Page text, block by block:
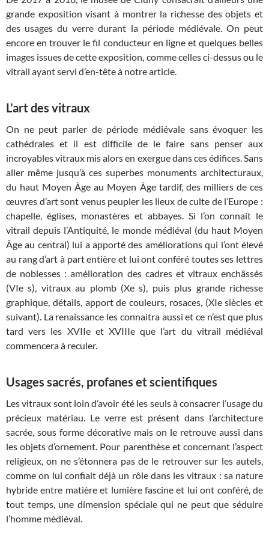
grande exposition visant à montrer la richesse des objets et
des usages du verre durant la période médiévale. On peut
encore en trouver le fil conducteur en ligne et quelques belles
images issues de cette exposition, comme celles ci-dessus ou le
vitrail ayant servi d’en-tête à notre article.
L’art des vitraux
On ne peut parler de période médiévale sans évoquer les
cathédrales et il est difficile de le faire sans penser aux
incroyables vitraux mis alors en exergue dans ces édifices. Sans
aller même jusqu’à ces superbes monuments architecturaux,
du haut Moyen Âge au Moyen Âge tardif, des milliers de ces
œuvres d’art sont venus peupler les lieux de culte de l’Europe :
chapelle, églises, monastères et abbayes. Si l’on connait le
vitrail depuis l’Antiquité, le monde médiéval (du haut Moyen
Âge au central) lui a apporté des améliorations qui l’ont élevé
au rang d’art à part entière et lui ont conféré toutes ses lettres
de noblesses : amélioration des cadres et vitraux enchâssés
(VIe s), vitraux au plomb (Xe s), puis plus grande richesse
graphique, détails, apport de couleurs, rosaces, (XIe siècles et
suivant). La renaissance les connaitra aussi et ce n’est que plus
tard vers les XVIIe et XVIIIe que l’art du vitrail médiéval
commencera à reculer.
Usages sacrés, profanes et scientifiques
Les vitraux sont loin d’avoir été les seuls à consacrer l’usage du
précieux matériau. Le verre est présent dans l’architecture
sacrée, sous forme décorative mais on le retrouve aussi dans
les objets d’ornement. Pour parenthèse et concernant l’aspect
religieux, on ne s’étonnera pas de le retrouver sur les autels,
comme on lui confiait déjà un rôle dans les vitraux : sa nature
hybride entre matière et lumière fascine et lui ont conféré, de
tout temps, une dimension spéciale qui ne peut que séduire
l’homme médiéval.